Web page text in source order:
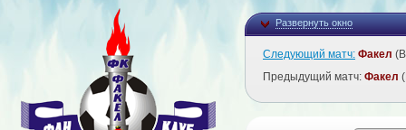
Развернуть окно
Следующий матч: Факел
Предыдущий матч: Факел